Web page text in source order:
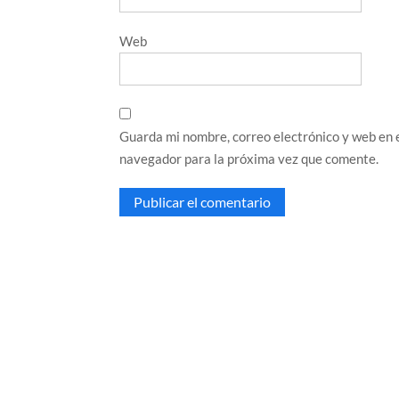
Web
Guarda mi nombre, correo electrónico y web en
navegador para la próxima vez que comente.